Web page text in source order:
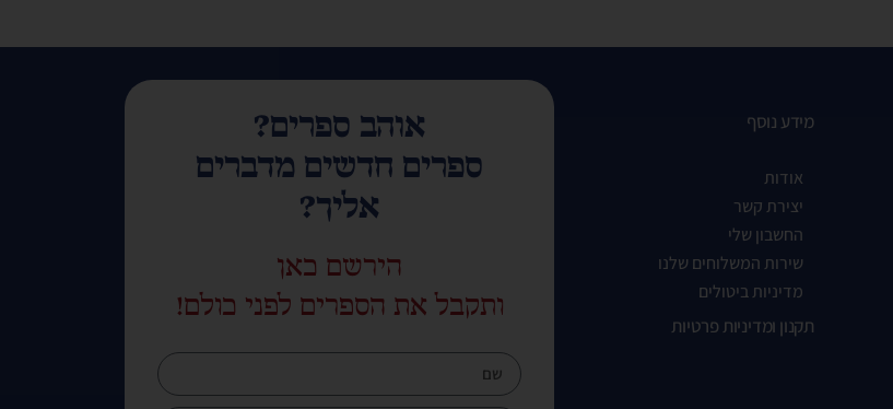
מידע נוסף
אודות
יצירת קשר
החשבון שלי
שירות המשלוחים שלנו
מדיניות ביטולים
תקנון ומדיניות פרטיות
אוהב ספרים?
ספרים חדשים מדברים
אליך?
הירשם כאן
ותקבל את הספרים לפני כולם!